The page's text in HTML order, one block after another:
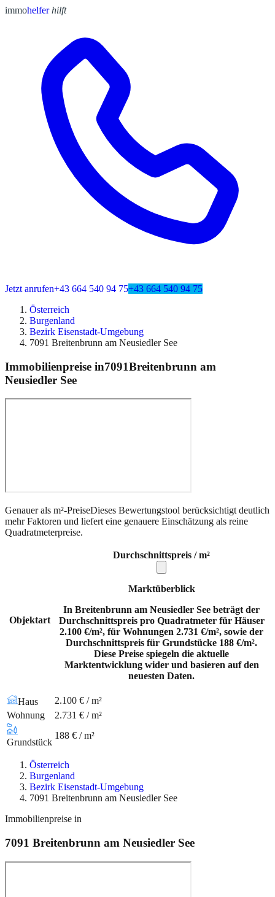
immohelfer hilft
Jetzt anrufen+43 664 540 94 75+43 664 540 94 75
Österreich
Burgenland
Bezirk Eisenstadt-Umgebung
7091 Breitenbrunn am Neusiedler See
Immobilienpreise in7091Breitenbrunn am
Neusiedler See
Genauer als m²-PreiseDieses Bewertungstool berücksichtigt deutlich
mehr Faktoren und liefert eine genauere Einschätzung als reine
Quadratmeterpreise.
Objektart
Durchschnittspreis / m²
Marktüberblick
In Breitenbrunn am Neusiedler See beträgt der
Durchschnittspreis pro Quadratmeter für Häuser
2.100 €/m², für Wohnungen 2.731 €/m², sowie der
Durchschnittspreis für Grundstücke 188 €/m².
Diese Preise spiegeln die aktuelle
Marktentwicklung wider und basieren auf den
neuesten Daten.
Haus
2.100 € / m²
Wohnung
2.731 € / m²
Grundstück
188 € / m²
Österreich
Burgenland
Bezirk Eisenstadt-Umgebung
7091 Breitenbrunn am Neusiedler See
Immobilienpreise in
7091 Breitenbrunn am Neusiedler See